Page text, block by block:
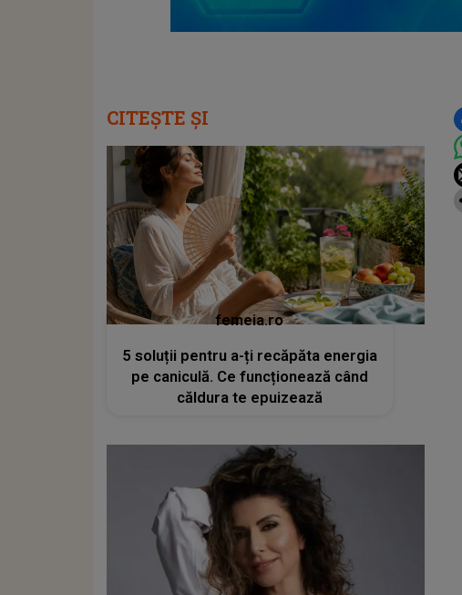
CITEȘTE ȘI
femeia.ro
5 soluții pentru a-ți recăpăta energia
pe caniculă. Ce funcționează când
căldura te epuizează